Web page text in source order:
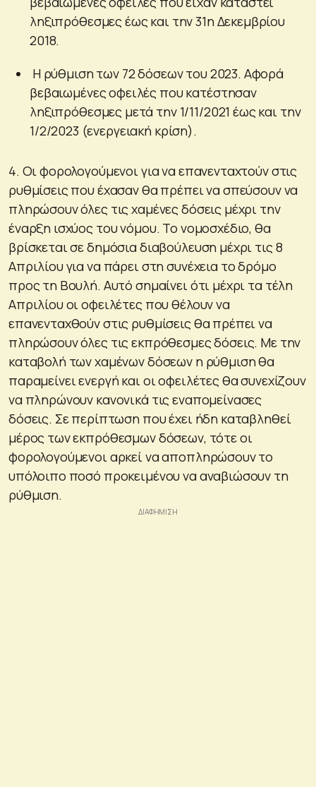
ληξιπρόθεσμες έως και την 31η Δεκεμβρίου
2018.
Η ρύθμιση των 72 δόσεων του 2023. Αφορά
βεβαιωμένες οφειλές που κατέστησαν
ληξιπρόθεσμες μετά την 1/11/2021 έως και την
1/2/2023 (ενεργειακή κρίση).
4. Οι φορολογούμενοι για να επανενταχτούν στις
ρυθμίσεις που έχασαν θα πρέπει να σπεύσουν να
πληρώσουν όλες τις χαμένες δόσεις μέχρι την
έναρξη ισχύος του νόμου. Το νομοσχέδιο, θα
βρίσκεται σε δημόσια διαβούλευση μέχρι τις 8
Απριλίου για να πάρει στη συνέχεια το δρόμο
προς τη Βουλή. Αυτό σημαίνει ότι μέχρι τα τέλη
Απριλίου οι οφειλέτες που θέλουν να
επανενταχθούν στις ρυθμίσεις θα πρέπει να
πληρώσουν όλες τις εκπρόθεσμες δόσεις. Με την
καταβολή των χαμένων δόσεων η ρύθμιση θα
παραμείνει ενεργή και οι οφειλέτες θα συνεχίζουν
να πληρώνουν κανονικά τις εναπομείνασες
δόσεις. Σε περίπτωση που έχει ήδη καταβληθεί
μέρος των εκπρόθεσμων δόσεων, τότε οι
φορολογούμενοι αρκεί να αποπληρώσουν το
υπόλοιπο ποσό προκειμένου να αναβιώσουν τη
ρύθμιση.